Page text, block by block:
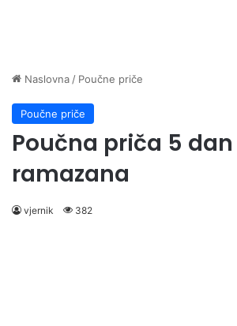
Naslovna / Poučne priče
Poučne priče
Poučna priča 5 dan
ramazana
vjernik 382